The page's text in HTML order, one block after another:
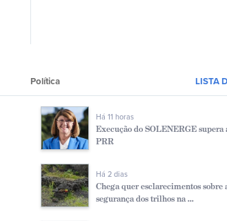
Polí­tica LISTA
Há 11 horas
Execução do SOLENERGE supera
PRR
Há 2 dias
Chega quer esclarecimentos sobre
segurança dos trilhos na ...